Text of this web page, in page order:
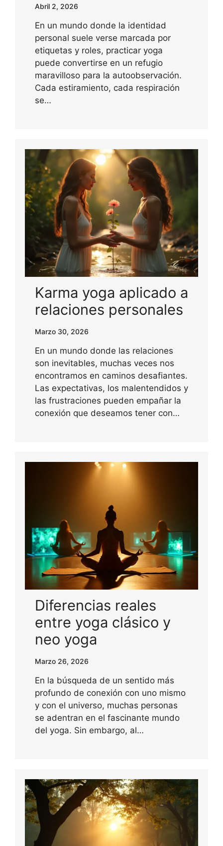
Abril 2, 2026
En un mundo donde la identidad
personal suele verse marcada por
etiquetas y roles, practicar yoga
puede convertirse en un refugio
maravilloso para la autoobservación.
Cada estiramiento, cada respiración
se…
Karma yoga aplicado a
relaciones personales
Marzo 30, 2026
En un mundo donde las relaciones
son inevitables, muchas veces nos
encontramos en caminos desafiantes.
Las expectativas, los malentendidos y
las frustraciones pueden empañar la
conexión que deseamos tener con…
Diferencias reales
entre yoga clásico y
neo yoga
Marzo 26, 2026
En la búsqueda de un sentido más
profundo de conexión con uno mismo
y con el universo, muchas personas
se adentran en el fascinante mundo
del yoga. Sin embargo, al…